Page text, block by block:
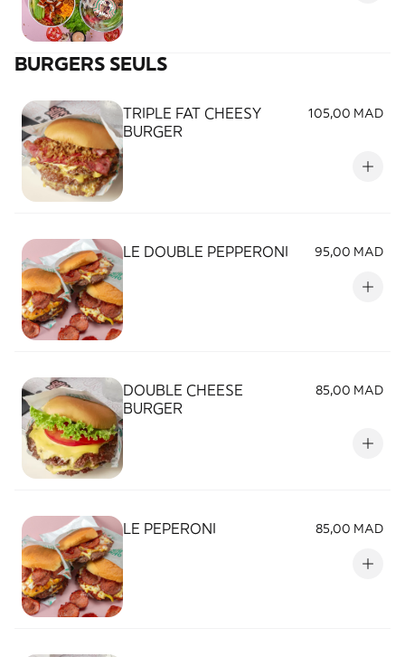
BURGERS SEULS
TRIPLE FAT CHEESY
BURGER
105,00 MAD
LE DOUBLE PEPPERONI 95,00 MAD
DOUBLE CHEESE
BURGER
85,00 MAD
LE PEPERONI 85,00 MAD